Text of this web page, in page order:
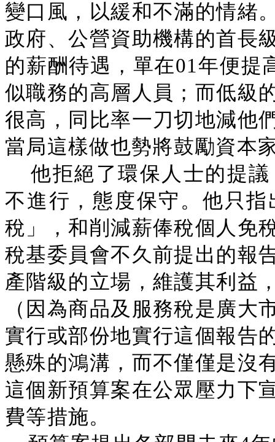
變口風，以緩和不滿的情緒
政府、公營資助機構的首長
的薪酬待遇，單在01年便提
似職務的高層人員；而低級
很高，同比率一刀切地減他
當局這樣做也勢將鼓勵資本
他拒絕了環保人士的提
不進行，態度保守。他只
稅」，和削減薪俸稅個人免
稅基委員會不久前提出的報
產階級的立場，維護其利益
（因為商品及服務稅是廣大
實行或部份地實行這個報告
懸殊的鴻溝，而不僅僅是沒
這個新預算案在公眾壓力下
費等措施。